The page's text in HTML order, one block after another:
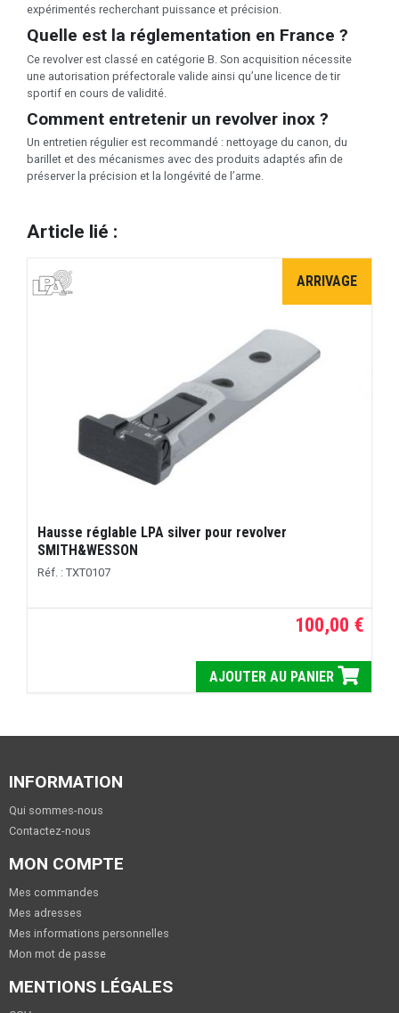
expérimentés recherchant puissance et précision.
Quelle est la réglementation en France ?
Ce revolver est classé en catégorie B. Son acquisition nécessite
une autorisation préfectorale valide ainsi qu’une licence de tir
sportif en cours de validité.
Comment entretenir un revolver inox ?
Un entretien régulier est recommandé : nettoyage du canon, du
barillet et des mécanismes avec des produits adaptés afin de
préserver la précision et la longévité de l’arme.
Article lié :
ARRIVAGE
Hausse réglable LPA silver pour revolver
SMITH&WESSON
Réf. : TXT0107
100,00 €
AJOUTER AU PANIER
INFORMATION
Qui sommes-nous
Contactez-nous
MON COMPTE
Mes commandes
Mes adresses
Mes informations personnelles
Mon mot de passe
MENTIONS LÉGALES